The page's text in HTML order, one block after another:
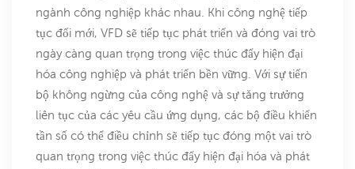
ngành công nghiệp khác nhau. Khi công nghệ tiếp
tục đổi mới, VFD sẽ tiếp tục phát triển và đóng vai trò
ngày càng quan trọng trong việc thúc đẩy hiện đại
hóa công nghiệp và phát triển bền vững. Với sự tiến
bộ không ngừng của công nghệ và sự tăng trưởng
liên tục của các yêu cầu ứng dụng, các bộ điều khiển
tần số có thể điều chỉnh sẽ tiếp tục đóng một vai trò
quan trọng trong việc thúc đẩy hiện đại hóa và phát